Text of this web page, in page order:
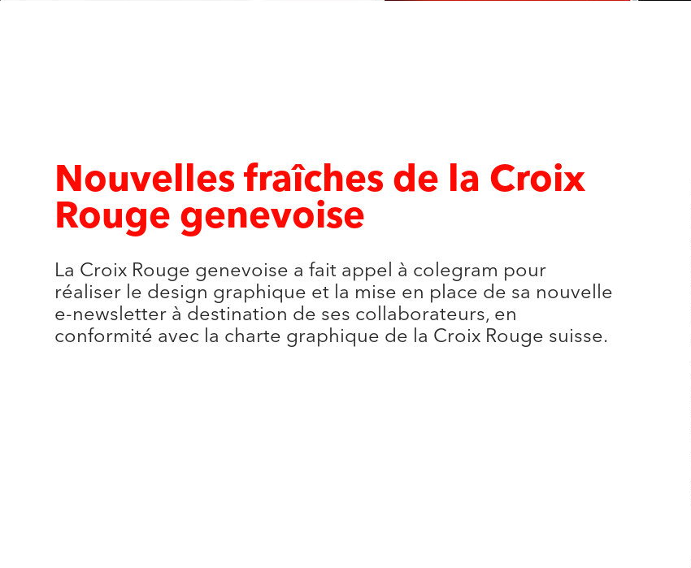
Nouvelles fraîches de la Croix
Rouge genevoise
La Croix Rouge genevoise a fait appel à colegram pour
réaliser le design graphique et la mise en place de sa nouvelle
e-newsletter à destination de ses collaborateurs, en
conformité avec la charte graphique de la Croix Rouge suisse.